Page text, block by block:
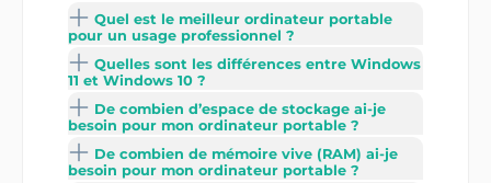
Quel est le meilleur ordinateur portable
pour un usage professionnel ?
Quelles sont les différences entre Windows
11 et Windows 10 ?
De combien d’espace de stockage ai-je
besoin pour mon ordinateur portable ?
De combien de mémoire vive (RAM) ai-je
besoin pour mon ordinateur portable ?